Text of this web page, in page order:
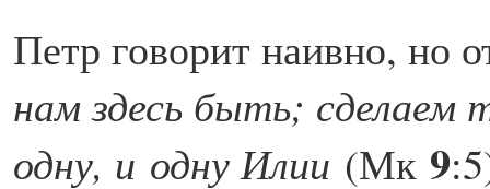
Петр говорит наивно, но
нам здесь быть; сделаем
одну, и одну Илии (Мк 9